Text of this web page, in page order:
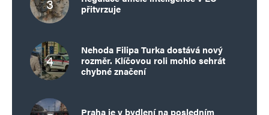
přitvrzuje
Nehoda Filipa Turka dostává nový
rozměr. Klíčovou roli mohlo sehrát
chybné značení
Praha je v bydlení na posledním